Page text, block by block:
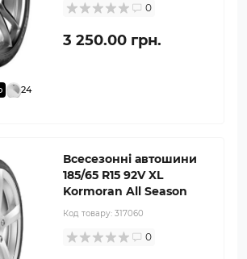
24
0
3 250.00 грн.
Всесезонні автошини
185/65 R15 92V XL
Kormoran All Season
Код товару: 317060
0